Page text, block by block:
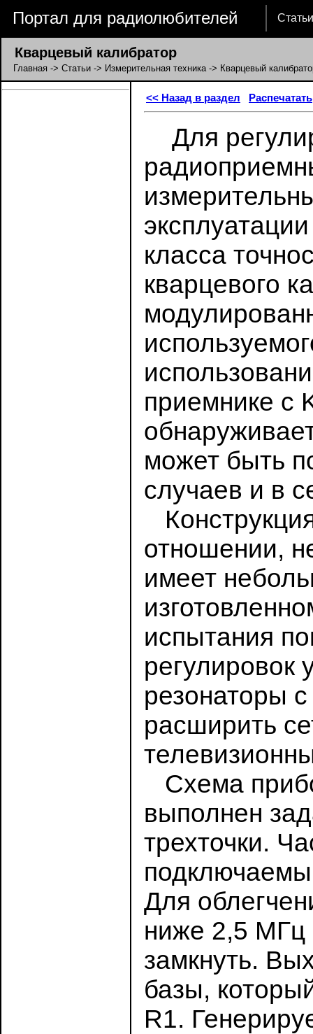
Портал для радиолюбителей Статьи
Кварцевый калибратор
Главная -> Статьи -> Измерительная техника-> Кварцевый
<< Назад в раздел Распечатать
Для
класса
кварцевого
приемнике с
может быть
случаев и в
отношении,
имеет
испытания
регулировок
резонаторы
расширить
Схема
выполнен
трехточки.
Для
ниже 2,5 МГц
замкнуть.
базы,
R1.